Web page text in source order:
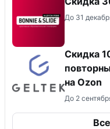
До 31
Скидка
на Ozon
До 2